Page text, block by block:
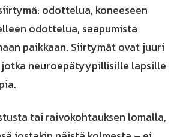
odottelua, koneeseen
odottelua, saapumista
paikkaan. Siirtymät ovat juuri
neuroepätyypillisille lapsille
tai raivokohtauksen lomalla,